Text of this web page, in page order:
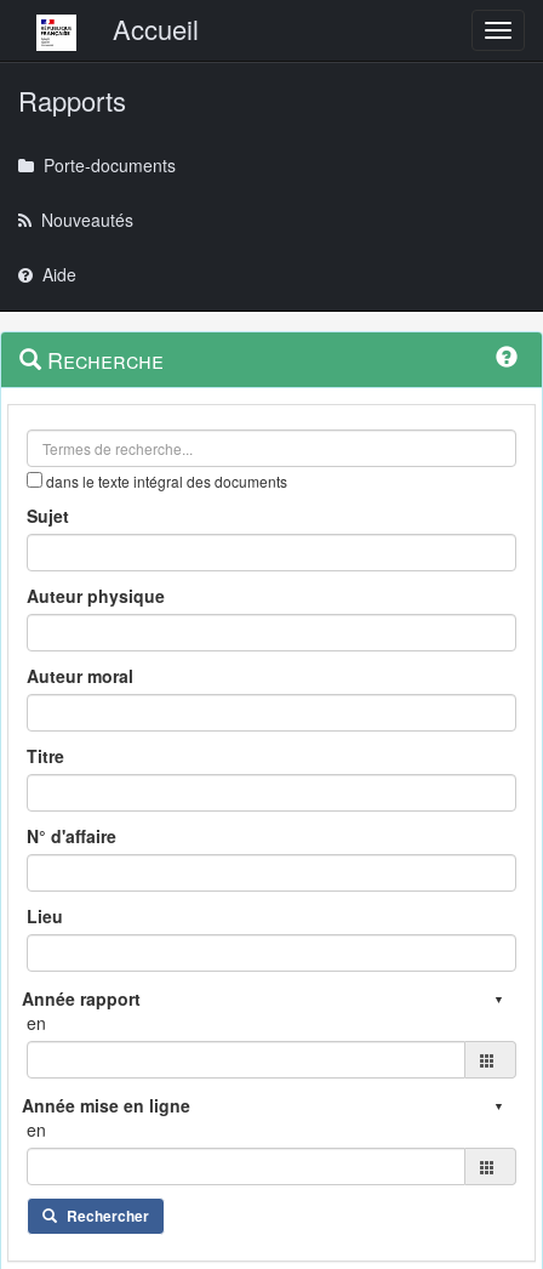
Menu principalAccueil
Rapports
Porte-documents
Nouveautés
Aide
Navigation
outils
Menu
contextuel
Recherche
dans le texte intégral des documents
Sujet
Auteur physique
Auteur moral
Titre
N° d'affaire
Lieu
en
en
Rechercher